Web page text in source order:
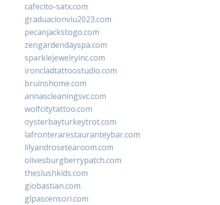
cafecito-satx.com
graduacionviu2023.com
pecanjackstogo.com
zengardendayspa.com
sparklejewelryinc.com
ironcladtattoostudio.com
bruinshome.com
annascleaningsvc.com
wolfcitytattoo.com
oysterbayturkeytrot.com
lafronterarestauranteybar.com
lilyandrosetearoom.com
olivesburgberrypatch.com
theslushkids.com
giobastian.com
glpascensori.com